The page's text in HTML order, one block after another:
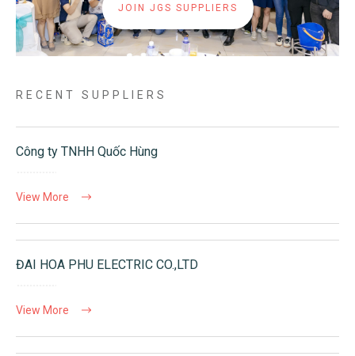
JOIN JGS SUPPLIERS
RECENT SUPPLIERS
Công ty TNHH Quốc Hùng
View More
ĐAI HOA PHU ELECTRIC CO.,LTD
View More